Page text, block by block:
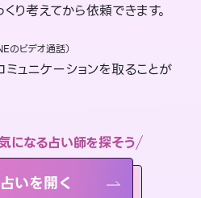
り考えてから依頼できます。
のビデオ通話）
ュニケーションを取ることが
になる占い師を探そう
いを開く